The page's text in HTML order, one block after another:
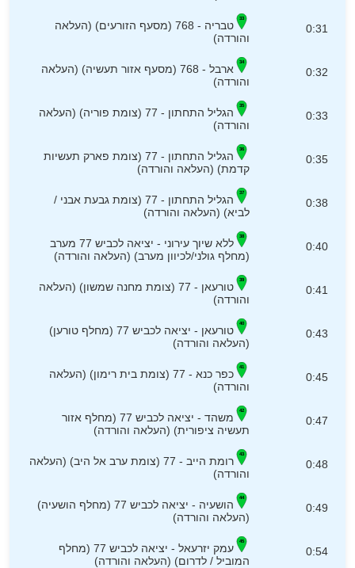
0:31
טבריה - 768 (מסעף הזורעים) (העלאה
והורדה)
0:32
ארבל - 768 (מסעף אזור תעשיה) (העלאה
והורדה)
0:33
הגליל התחתון - 77 (צומת פוריה) (העלאה
והורדה)
0:35
הגליל התחתון - 77 (צומת פארק תעשיות
קדמת) (העלאה והורדה)
0:38
הגליל התחתון - 77 (צומת גבעת אבני /
לביא) (העלאה והורדה)
0:40
ללא שיוך עירוני - יציאה לכביש 77 מערב
(מחלף גולני/לכיוון מערב) (העלאה והורדה)
0:41
טורעאן - 77 (צומת מחנה שמשון) (העלאה
והורדה)
0:43
טורעאן - יציאה לכביש 77 (מחלף טורען)
(העלאה והורדה)
0:45
כפר כנא - 77 (צומת בית רימון) (העלאה
והורדה)
0:47
משהד - יציאה לכביש 77 (מחלף אזור
תעשיה ציפורית) (העלאה והורדה)
0:48
רומת הייב - 77 (צומת ערב אל היב) (העלאה
והורדה)
0:49
הושעיה - יציאה לכביש 77 (מחלף הושעיה)
(העלאה והורדה)
0:54
עמק יזרעאל - יציאה לכביש 77 (מחלף
המוביל / לדרום) (העלאה והורדה)